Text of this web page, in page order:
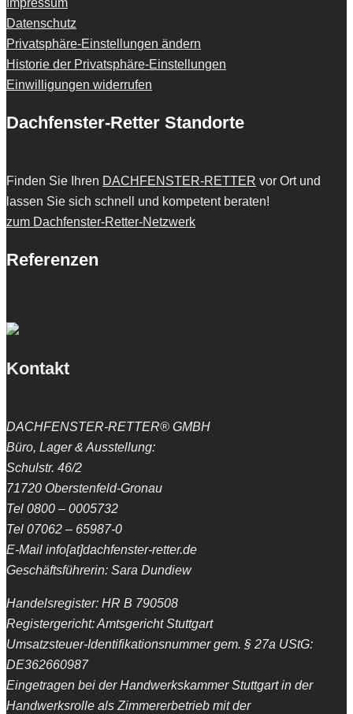
Impressum
Datenschutz
Privatsphäre-Einstellungen ändern
Historie der Privatsphäre-Einstellungen
Einwilligungen widerrufen
Dachfenster-Retter Standorte
Finden Sie Ihren DACHFENSTER-RETTER vor Ort und
lassen Sie sich schnell und kompetent beraten!
zum Dachfenster-Retter-Netzwerk
Referenzen
Kontakt
DACHFENSTER-RETTER® GMBH
Büro, Lager & Ausstellung:
Schulstr. 46/2
71720 Oberstenfeld-Gronau
Tel 0800 – 0005732
Tel 07062 – 65987-0
E-Mail info[at]dachfenster-retter.de
Geschäftsführerin: Sara Dundiew
Handelsregister: HR B 790508
Registergericht: Amtsgericht Stuttgart
Umsatzsteuer-Identifikationsnummer gem. § 27a UStG:
DE362660987
Eingetragen bei der Handwerkskammer Stuttgart in der
Handwerksrolle als Zimmererbetrieb mit der